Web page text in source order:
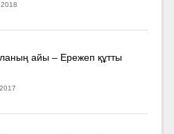
айы – Ережеп құтты